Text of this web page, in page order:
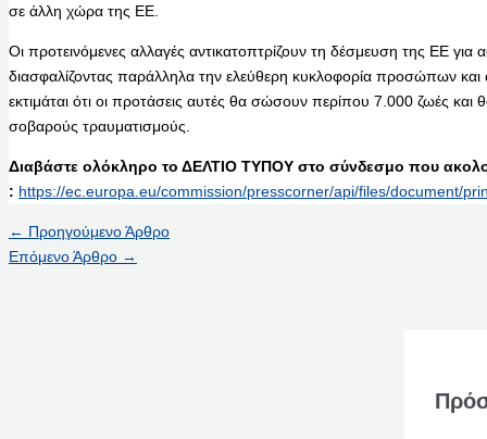
σε άλλη χώρα της ΕΕ.
Οι προτεινόμενες αλλαγές αντικατοπτρίζουν τη δέσμευση της ΕΕ για
διασφαλίζοντας παράλληλα την ελεύθερη κυκλοφορία προσώπων
εκτιμάται ότι οι προτάσεις αυτές θα σώσουν περίπου 7.000 ζωές
σοβαρούς τραυματισμούς.
Διαβάστε ολόκληρο το ΔΕΛΤΙΟ ΤΥΠΟΥ στο σύνδεσμο που
: https://ec.europa.eu/commission/presscorner/api/files/document/
← Προηγούμενο Άρθρο
Επόμενο Άρθρο →